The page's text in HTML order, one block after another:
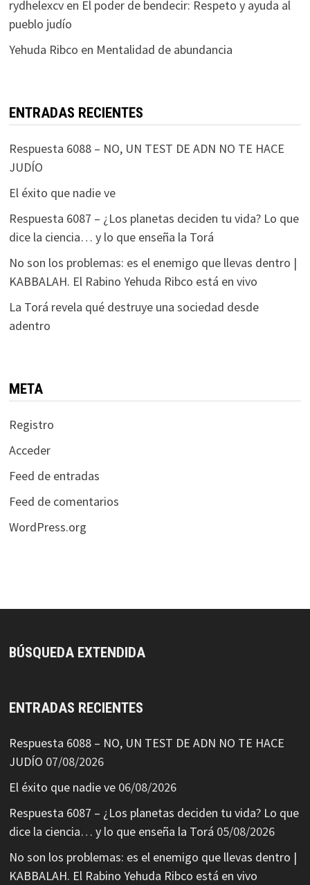
rydhelexcven El poder de bendecir: Respeto y ayuda al
pueblo judío
Yehuda Ribco en Mentalidad de abundancia
ENTRADAS RECIENTES
Respuesta 6088 – NO, UN TEST DE ADN NO TE HACE
JUDÍO
El éxito que nadie ve
Respuesta 6087 – ¿Los planetas deciden tu vida? Lo que
dice la ciencia… y lo que enseña la Torá
No son los problemas: es el enemigo que llevas dentro |
KABBALAH. El Rabino Yehuda Ribco está en vivo
La Torá revela qué destruye una sociedad desde
adentro
META
Registro
Acceder
Feed de entradas
Feed de comentarios
WordPress.org
BÚSQUEDA EXTENDIDA
ENTRADAS RECIENTES
Respuesta 6088 – NO, UN TEST DE ADN NO TE HACE
JUDÍO 07/08/2026
El éxito que nadie ve 06/08/2026
Respuesta 6087 – ¿Los planetas deciden tu vida? Lo que
dice la ciencia… y lo que enseña la Torá 05/08/2026
No son los problemas: es el enemigo que llevas dentro |
KABBALAH. El Rabino Yehuda Ribco está en vivo